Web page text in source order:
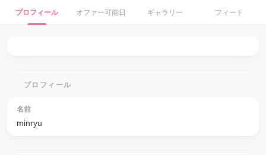
プロフィール オファー可能日 ギャラリー フィード
プロフィール
名前
minryu